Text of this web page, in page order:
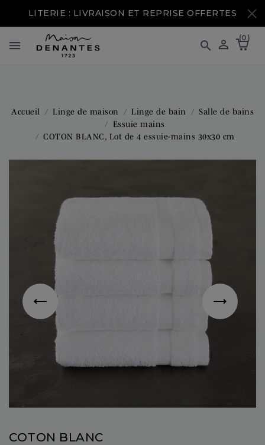
LITERIE : LIVRAISON ET REPRISE OFFERTES
  (0)

Accueil Linge de maison Linge de bain
Salle de bains
Essuie mains
COTON BLANC, Lot de 4 essuie-mains 30x30 cm
COTON BLANC